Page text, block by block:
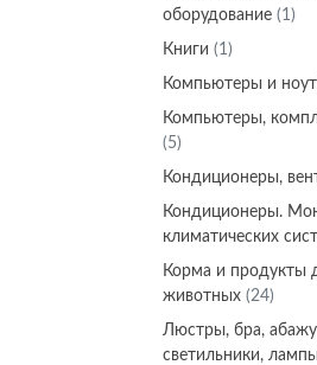
оборудование (1)
Книги (1)
Компьютеры и
Компьютеры,
(5)
Кондиционеры,
Кондиционеры.
климатических
Корма и продукты
животных (24)
Люстры, бра,
светильники, лампы